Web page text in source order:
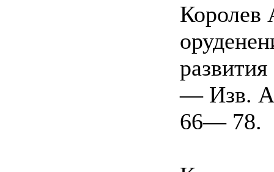
Королев
— Изв.
66— 78.